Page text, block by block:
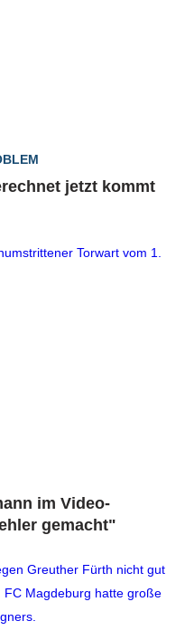
jetzt kommt
im Video-
gemacht"